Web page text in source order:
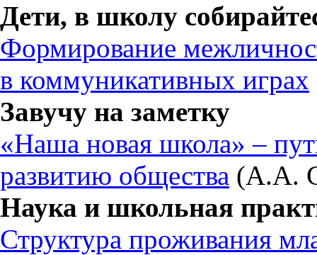
Дети, в школу
Формирование
в коммуникативных играх
Завучу на заметку
«Наша новая школа» –
развитию общества (А.А.
Наука и школьная
Структура проживания